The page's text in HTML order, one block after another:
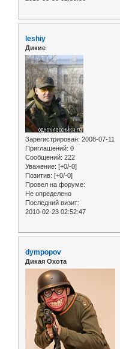
leshiy
Дикие
Зарегистрирован: 2008-07-11
Приглашений: 0
Сообщений: 222
Уважение: [+0/-0]
Позитив: [+0/-0]
Провел на форуме:
Не определено
Последний визит:
2010-02-23 02:52:47
dympopov
Дикая Охота